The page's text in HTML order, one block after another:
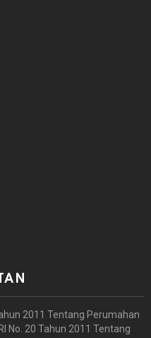
2011 Tentang Perumahan
No. 20 Tahun 2011 Tentang